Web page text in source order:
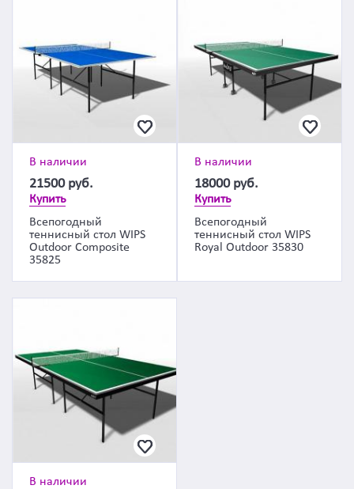
В наличии
21500 руб.
Купить
Всепогодный
теннисный стол WIPS
Outdoor Composite
35825
В наличии
18000 руб.
Купить
Всепогодный
теннисный стол WIPS
Royal Outdoor 35830
В наличии